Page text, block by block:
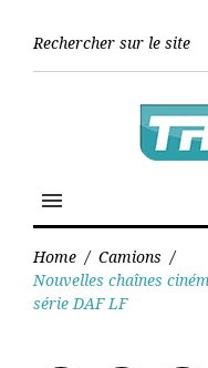
menu
Home / Camions /
Nouvelles chaînes
série DAF LF